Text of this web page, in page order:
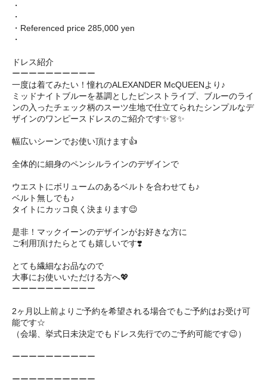
・
・
・Referenced price 285,000 yen
・
ドレス紹介
ーーーーーーーーーー
一度は着てみたい！憧れのALEXANDER McQUEENより♪
ミッドナイトブルーを基調としたピンストライプ、ブルーのライ
ンの入ったチェック柄のスーツ生地で仕立てられたシンプルなデ
ザインのワンピースドレスのご紹介です✨👗✨
幅広いシーンでお使い頂けます👍
全体的に細身のペンシルラインのデザインで
ウエストにボリュームのあるベルトを合わせても♪
ベルト無しでも♪
タイトにカッコ良く決まります😉
是非！マックイーンのデザインがお好きな方に
ご利用頂けたらとても嬉しいです❣️
とても繊細なお品なので
大事にお使いいただける方へ💖
ーーーーーーーーーー
2ヶ月以上前よりご予約を希望される場合でもご予約はお受け可
能です☆
（会場、挙式日未決定でもドレス先行でのご予約可能です😉）
ーーーーーーーーーー
ーーーーーーーーーー